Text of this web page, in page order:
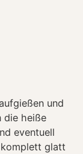
und
die heiße
eventuell
komplett glatt